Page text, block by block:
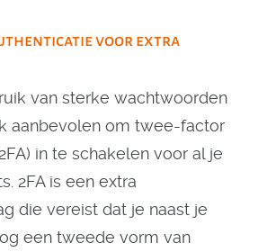
voor extra
van sterke wachtwoorden
aanbevolen om twee-factor
in te schakelen voor al je
2FA is een extra
die vereist dat je naast je
een tweede vorm van